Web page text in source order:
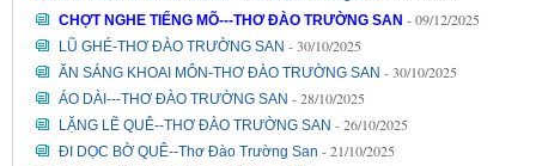
CHỢT NGHE TIẾNG MÕ---THƠ ĐÀO TRƯỜNG SAN - 09/12/2025
LŨ GHÉ-THƠ ĐÀO TRƯỜNG SAN - 30/10/2025
ĂN SÁNG KHOAI MÔN-THƠ ĐÀO TRƯỜNG SAN - 30/10/2025
ÁO DÀI---THƠ ĐÀO TRƯỜNG SAN - 28/10/2025
LẶNG LẼ QUÊ--THƠ ĐÀO TRƯỜNG SAN - 26/10/2025
ĐI DỌC BỜ QUÊ--Thơ Đào Trường San - 21/10/2025